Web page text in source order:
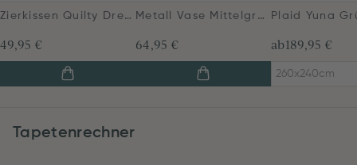
Zierkissen Quilty Dreams Blau Grün
49,95 €
Metall Vase Mittelgrün 32cm
64,95 €
Plaid Yuna
ab189,95 €
260x240cm
Tapetenrechner